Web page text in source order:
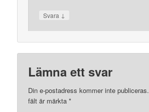
Svara ↓
Lämna ett svar
Din e-postadress kommer inte publiceras.
fält är märkta*